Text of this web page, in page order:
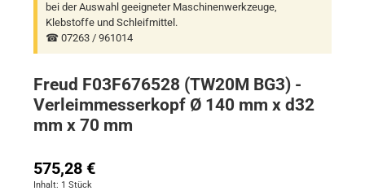
bei der Auswahl geeigneter Maschinenwerkzeuge,
Klebstoffe und Schleifmittel.
☎ 07263 / 961014
Freud F03F676528 (TW20M BG3) -
Verleimmesserkopf Ø 140 mm x d32
mm x 70 mm
Regulärer Preis:
575,28 €
Inhalt: 1 Stück